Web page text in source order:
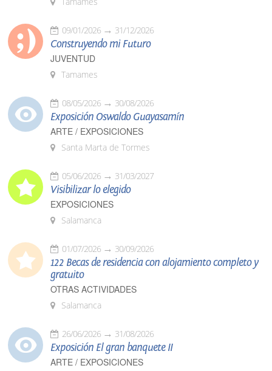
09/01/2026 31/12/2026
Construyendo mi Futuro
JUVENTUD
Tamames
08/05/2026 30/08/2026
Exposición Oswaldo Guayasamín
ARTE / EXPOSICIONES
Santa Marta de Tormes
05/06/2026 31/03/2027
Visibilizar lo elegido
EXPOSICIONES
Salamanca
01/07/2026 30/09/2026
122 Becas de residencia con alojamiento completo y
gratuito
OTRAS ACTIVIDADES
Salamanca
26/06/2026 31/08/2026
Exposición El gran banquete II
ARTE / EXPOSICIONES